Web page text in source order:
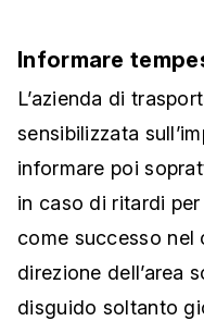
Informare
L’azienda di
sensibilizzata
informare poi
in caso di ritardi
come successo nel
direzione dell’area
disguido soltanto